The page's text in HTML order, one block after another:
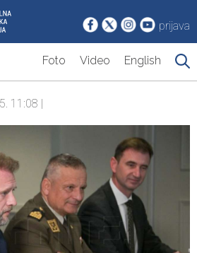
prijava
Foto Video English
11:08 |